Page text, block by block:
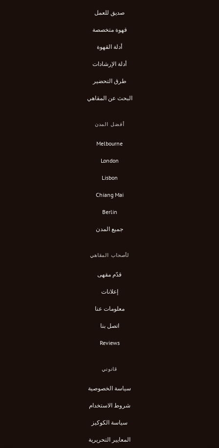
صديق للعمل
قهوة متخصصة
أدلة القهوة
أدلة الإرشادات
طرق التحضير
البحث عن المقاهي
أفضل المدن
Melbourne
London
Lisbon
Chiang Mai
Berlin
جميع المدن
لأصحاب المقاهي
قدّم مقهى
إعلانات
معلومات عنا
اتصل بنا
Reviews
قانوني
سياسة الخصوصية
شروط الاستخدام
سياسة الكوكيز
المعايير التحريرية